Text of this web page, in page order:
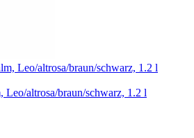
altrosa/braun/schwarz, 1.2 l